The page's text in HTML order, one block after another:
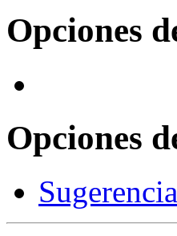
Opciones
Opciones